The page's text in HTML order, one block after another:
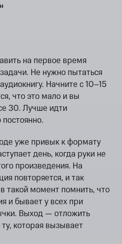
на первое время
Не нужно пытаться
Начните с 10–15
что это мало и вы
30. Лучше идти
уже привык к формату
день, когда руки не
произведения. На
повторяется, и так
такой момент помнить, что
и бывает у всех при
Выход — отложить
которая вызывает